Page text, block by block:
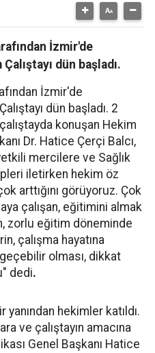
İzmir'de
dün başladı.
İzmir'de
dün başladı. 2
konuşan Hekim
Dr. Hatice Çerçi Balcı,
mercilere ve Sağlık
iletirken hekim öz
arttığını görüyoruz. Çok
çalışan, eğitimini almak
zorlu eğitim döneminde
çalışma hayatına
olması, dikkat
dedi.
hekimler katıldı.
ve çalıştayın amacına
Genel Başkanı Hatice